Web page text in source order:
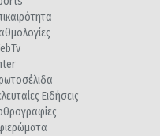
Ειδήσεις